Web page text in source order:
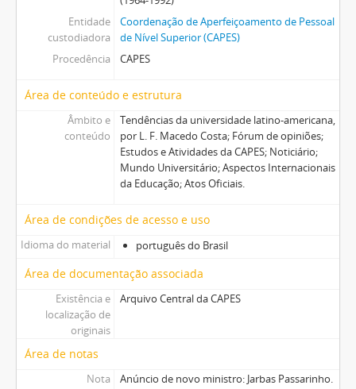
Entidade
custodiadora
Coordenação de Aperfeiçoamento de Pessoal
de Nível Superior (CAPES)
Procedência
CAPES
Área de conteúdo e estrutura
Âmbito e
conteúdo
Tendências da universidade latino-americana,
por L. F. Macedo Costa; Fórum de opiniões;
Estudos e Atividades da CAPES; Noticiário;
Mundo Universitário; Aspectos Internacionais
da Educação; Atos Oficiais.
Área de condições de acesso e uso
Idioma do material português do Brasil
Área de documentação associada
Existência e
localização de
originais
Arquivo Central da CAPES
Área de notas
Nota Anúncio de novo ministro: Jarbas Passarinho.